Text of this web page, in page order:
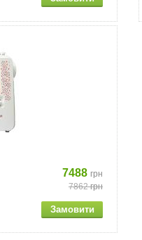
7488 грн
7862грн